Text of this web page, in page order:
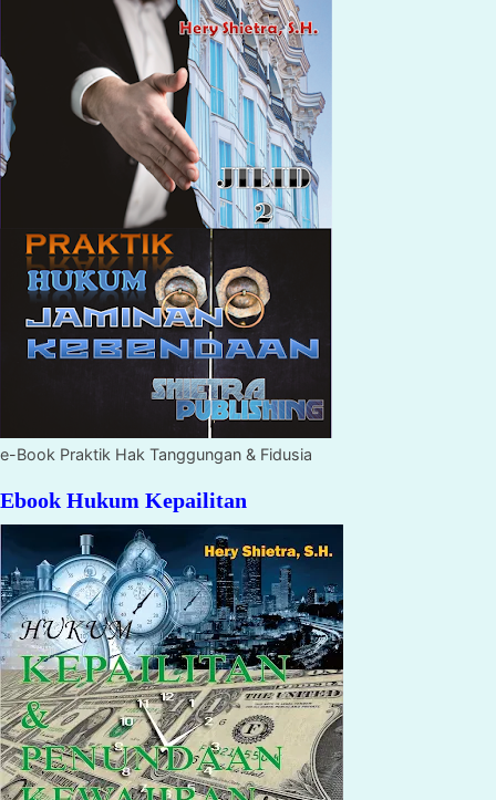
e-Book Praktik Hak Tanggungan & Fidusia
Ebook Hukum Kepailitan